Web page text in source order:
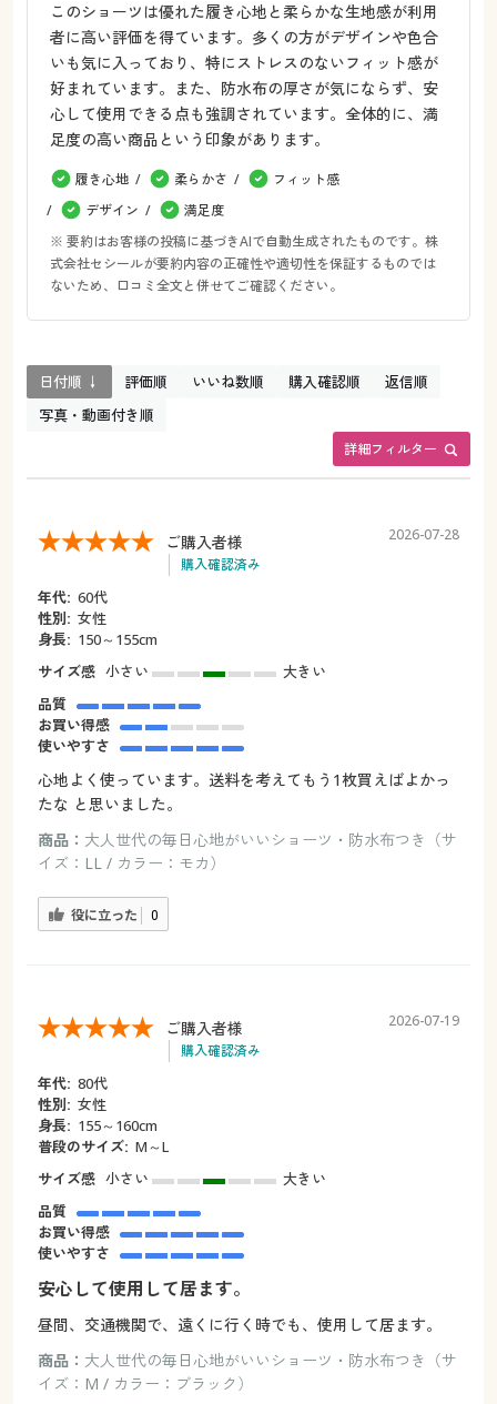
このショーツは優れた履き心地と柔らかな生地感が利用
者に高い評価を得ています。多くの方がデザインや色合
いも気に入っており、特にストレスのないフィット感が
好まれています。また、防水布の厚さが気にならず、安
心して使用できる点も強調されています。全体的に、満
足度の高い商品という印象があります。
履き心地 柔らかさ
フィット感
デザイン
満足度
※ 要約はお客様の投稿に基づきAIで自動生成されたものです。株
式会社セシールが要約内容の正確性や適切性を保証するものでは
ないため、口コミ全文と併せてご確認ください。
詳細フィルター
日付順 ↓ 評価順 いいね数順 購入確認順
返信順
写真・動画付き順
ご購入者様
購入確認済み
2026-07-28
年代: 60代
性別: 女性
身長: 150～155cm
サイズ感 小さい
大きい
品質
お買い得感
使いやすさ
心地よく使っています。送料を考えてもう1枚買えばよかっ
たな と思いました。
商品： 大人世代の毎日心地がいいショーツ・防水布つき（サ
イズ：LL / カラー：モカ）
役に立った 0
ご購入者様
購入確認済み
2026-07-19
年代: 80代
性別: 女性
身長: 155～160cm
普段のサイズ: M～L
サイズ感 小さい
大きい
品質
お買い得感
使いやすさ
安心して使用して居ます。
昼間、交通機関で、遠くに行く時でも、使用して居ます。
商品： 大人世代の毎日心地がいいショーツ・防水布つき（サ
イズ：M / カラー：ブラック）